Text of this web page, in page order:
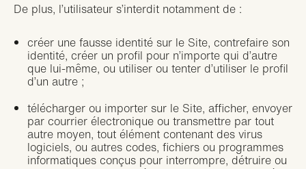
De plus, l’utilisateur s’interdit notamment de :
créer une fausse identité sur le Site, contrefaire son
identité, créer un profil pour n’importe qui d’autre
que lui-même, ou utiliser ou tenter d’utiliser le profil
d’un autre ;
télécharger ou importer sur le Site, afficher, envoyer
par courrier électronique ou transmettre par tout
autre moyen, tout élément contenant des virus
logiciels, ou autres codes, fichiers ou programmes
informatiques conçus pour interrompre, détruire ou